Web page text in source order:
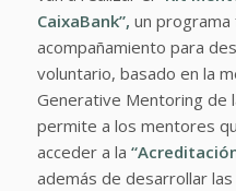
CaixaBank”, un
acompañamiento para
voluntario, basado en la
Generative Mentoring de
permite a los mentores
acceder a la
además de desarrollar